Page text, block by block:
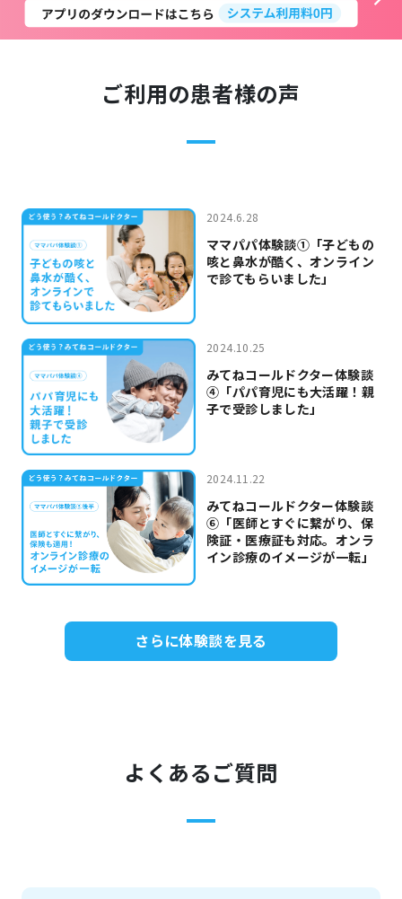
ご利用の患者様の声
2024.6.28
ママパパ体験談①「子どもの
咳と鼻水が酷く、オンライン
で診てもらいました」
2024.10.25
みてねコールドクター体験談
④「パパ育児にも大活躍！親
子で受診しました」
2024.11.22
みてねコールドクター体験談
⑥「医師とすぐに繋がり、保
険証・医療証も対応。オンラ
イン診療のイメージが一転」
さらに体験談を見る
よくあるご質問